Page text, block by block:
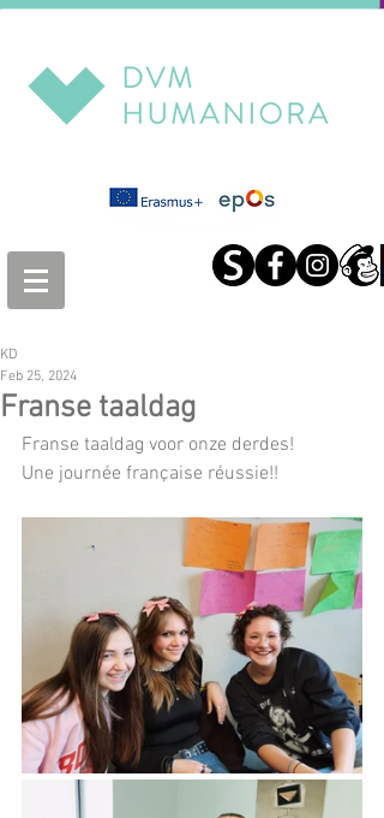
Franse taaldag
KD
Feb 25, 2024
Franse taaldag voor onze derdes!
Une journée française réussie!!